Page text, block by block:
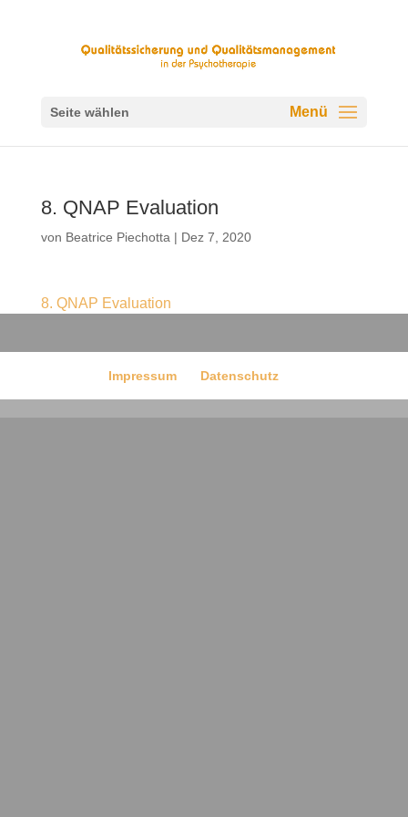
Seite wählen
8. QNAP Evaluation
von Beatrice Piechotta | Dez 7, 2020
8. QNAP Evaluation
Impressum Datenschutz